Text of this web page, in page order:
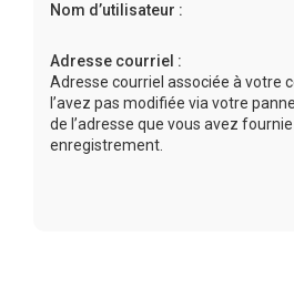
Nom d’utilisateur :
Adresse courriel :
Adresse courriel associée à votre
l’avez pas modifiée via votre
de l’adresse que vous avez
enregistrement.